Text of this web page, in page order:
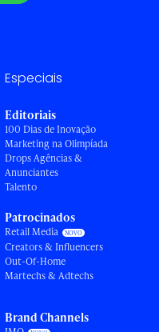
Especiais
Editoriais
100 Dias de Inovação
Marketing na Olimpíada
Drops Agências &
Anunciantes
Talento
Patrocinados
Retail Media
Creators & Influencers
Out-Of-Home
Martechs & Adtechs
Brand Channels